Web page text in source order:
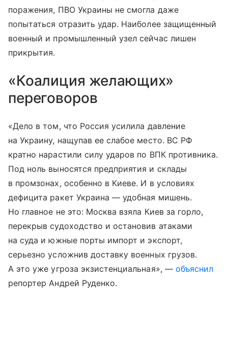
поражения, ПВО Украины не смогла даже
попытаться отразить удар. Наиболее защищенный
военный и промышленный узел сейчас лишен
прикрытия.
«Коалиция желающих»
переговоров
«Дело в том, что Россия усилила давление
на Украину, нащупав ее слабое место. ВС РФ
кратно нарастили силу ударов по ВПК противника.
Под ноль выносятся предприятия и склады
в промзонах, особенно в Киеве. И в условиях
дефицита ракет Украина — удобная мишень.
Но главное не это: Москва взяла Киев за горло,
перекрыв судоходство и остановив атаками
на суда и южные порты импорт и экспорт,
серьезно усложнив доставку военных грузов.
А это уже угроза экзистенциальная», — объяснил
репортер Андрей Руденко.